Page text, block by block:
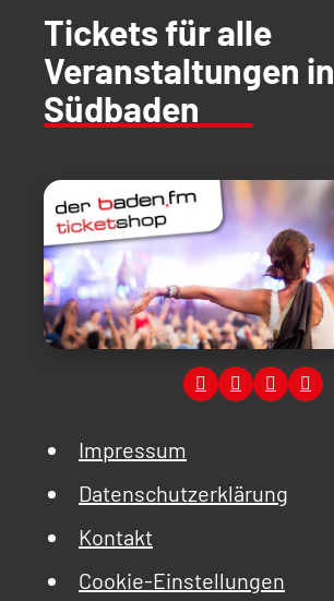
Tickets für alle
Veranstaltungen in
Südbaden
Impressum
Datenschutzerklärung
Kontakt
Cookie-Einstellungen